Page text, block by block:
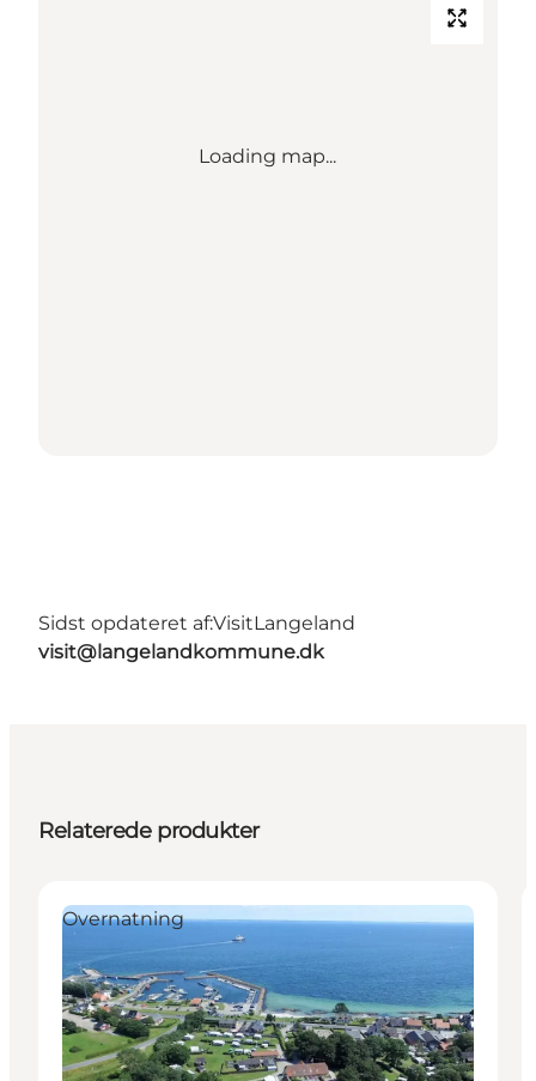
Loading map...
Sidst opdateret af:VisitLangeland
visit@langelandkommune.dk
Relaterede produkter
Overnatning